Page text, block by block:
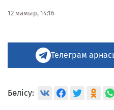
12 мамыр, 14:16
Телеграм
Бөлісу: